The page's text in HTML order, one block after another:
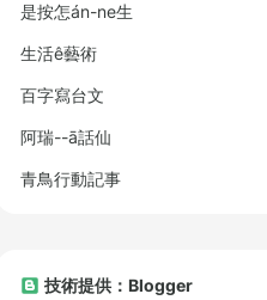
是按怎án-ne生
生活ê藝術
百字寫台文
阿瑞--ā話仙
青鳥行動記事
技術提供：Blogger